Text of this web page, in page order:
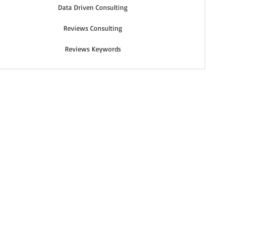
Data Driven Consulting
Reviews Consulting
Reviews Keywords